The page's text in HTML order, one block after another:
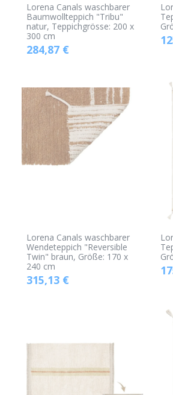
Lorena Canals waschbarer
Baumwollteppich "Tribu"
natur, Teppichgrösse: 200 x
300 cm
284,87€
Lorena Canals waschbarer
Wendeteppich "Reversible
Twin" braun, Größe: 170 x
240 cm
315,13€